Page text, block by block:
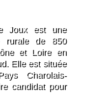
Joux est une
rurale de 850
et Loire en
Elle est située
Charolais-
candidat pour